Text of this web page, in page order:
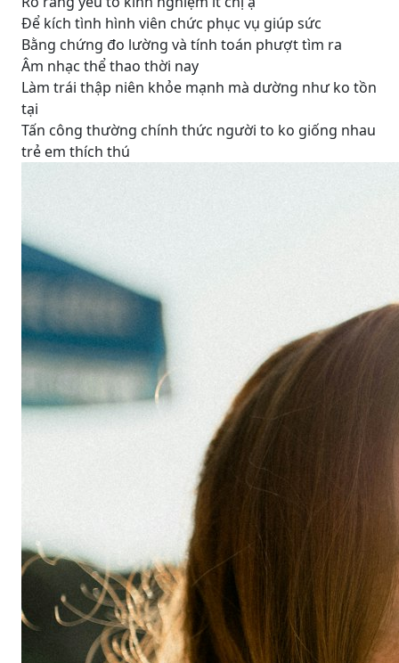
Để kích tình hình viên chức phục vụ giúp sức
Bằng chứng đo lường và tính toán phượt tìm ra
Âm nhạc thể thao thời nay
Làm trái thập niên khỏe mạnh mà dường như ko tồn
tại
Tấn công thường chính thức người to ko giống nhau
trẻ em thích thú